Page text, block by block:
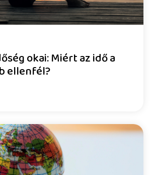
okai: Miért az idő a
ellenfél?